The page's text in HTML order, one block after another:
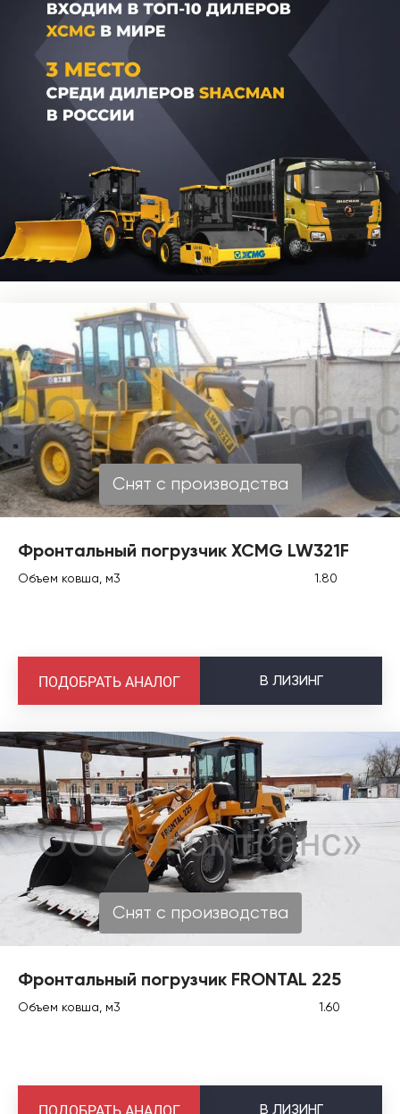
Снят с производства
Фронтальный погрузчик XCMG LW321F
Объем ковша, м3 1.80
В ЛИЗИНГ
ПОДОБРАТЬ АНАЛОГ
Снят с производства
Фронтальный погрузчик FRONTAL 225
Объем ковша, м3 1.60
В ЛИЗИНГ